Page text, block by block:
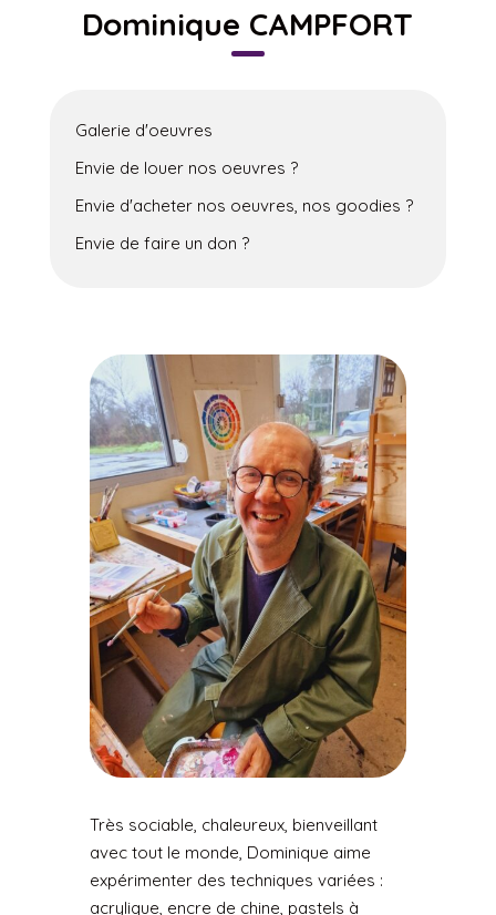
Dominique CAMPFORT
Galerie d'oeuvres
Envie de louer nos oeuvres ?
Envie d'acheter nos oeuvres, nos goodies ?
Envie de faire un don ?
Très sociable, chaleureux, bienveillant
avec tout le monde, Dominique aime
expérimenter des techniques variées :
acrylique, encre de chine, pastels à